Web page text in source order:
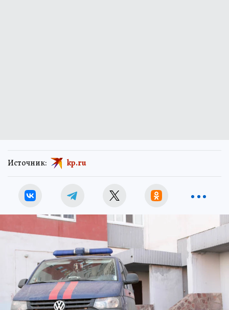
Источник: kp.ru